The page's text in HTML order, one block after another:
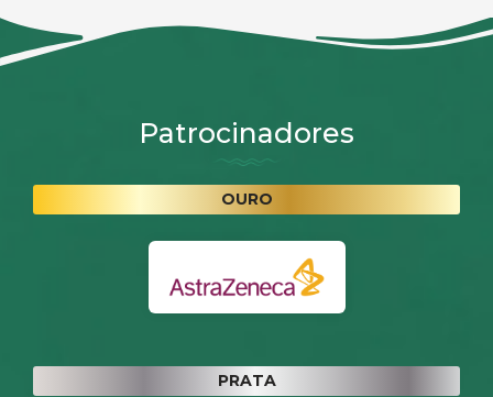
Patrocinadores
OURO
PRATA